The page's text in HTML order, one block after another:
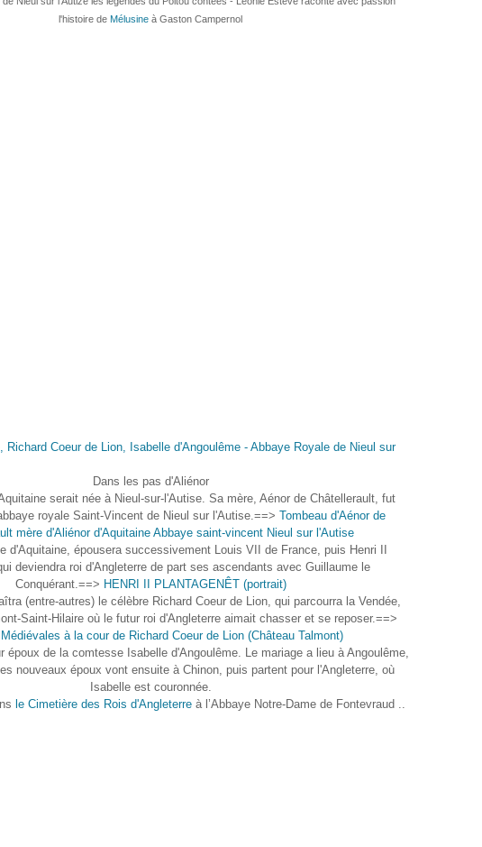
l'histoire de Mélusine à Gaston Campernol
Dans les pas d'Aliénor
serait née à Nieul-sur-l'Autise. Sa mère, Aénor de Châtellerault, fut
royale Saint-Vincent de Nieul sur l'Autise.==> Tombeau d'Aénor de
mère d'Aliénor d'Aquitaine Abbaye saint-vincent Nieul sur l'Autise
d'Aquitaine, épousera successivement Louis VII de France, puis Henri II
deviendra roi d'Angleterre de part ses ascendants avec Guillaume le
Conquérant.==> HENRI II PLANTAGENÊT (portrait)
(entre-autres) le célèbre Richard Coeur de Lion, qui parcourra la Vendée,
Saint-Hilaire où le futur roi d'Angleterre aimait chasser et se reposer.==>
à la cour de Richard Coeur de Lion (Château Talmont)
époux de la comtesse Isabelle d'Angoulême. Le mariage a lieu à Angoulême,
nouveaux époux vont ensuite à Chinon, puis partent pour l'Angleterre, où
Isabelle est couronnée.
le Cimetière des Rois d'Angleterreà l’Abbaye Notre-Dame de Fontevraud ..